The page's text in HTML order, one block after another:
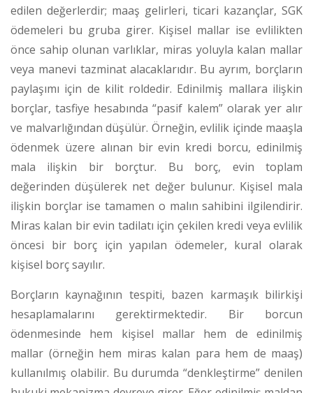
edilen değerlerdir; maaş gelirleri, ticari kazançlar, SGK
ödemeleri bu gruba girer. Kişisel mallar ise evlilikten
önce sahip olunan varlıklar, miras yoluyla kalan mallar
veya manevi tazminat alacaklarıdır. Bu ayrım, borçların
paylaşımı için de kilit roldedir. Edinilmiş mallara ilişkin
borçlar, tasfiye hesabında “pasif kalem” olarak yer alır
ve malvarlığından düşülür. Örneğin, evlilik içinde maaşla
ödenmek üzere alınan bir evin kredi borcu, edinilmiş
mala ilişkin bir borçtur. Bu borç, evin toplam
değerinden düşülerek net değer bulunur. Kişisel mala
ilişkin borçlar ise tamamen o malın sahibini ilgilendirir.
Miras kalan bir evin tadilatı için çekilen kredi veya evlilik
öncesi bir borç için yapılan ödemeler, kural olarak
kişisel borç sayılır.
Borçların kaynağının tespiti, bazen karmaşık bilirkişi
hesaplamalarını gerektirmektedir. Bir borcun
ödenmesinde hem kişisel mallar hem de edinilmiş
mallar (örneğin hem miras kalan para hem de maaş)
kullanılmış olabilir. Bu durumda “denkleştirme” denilen